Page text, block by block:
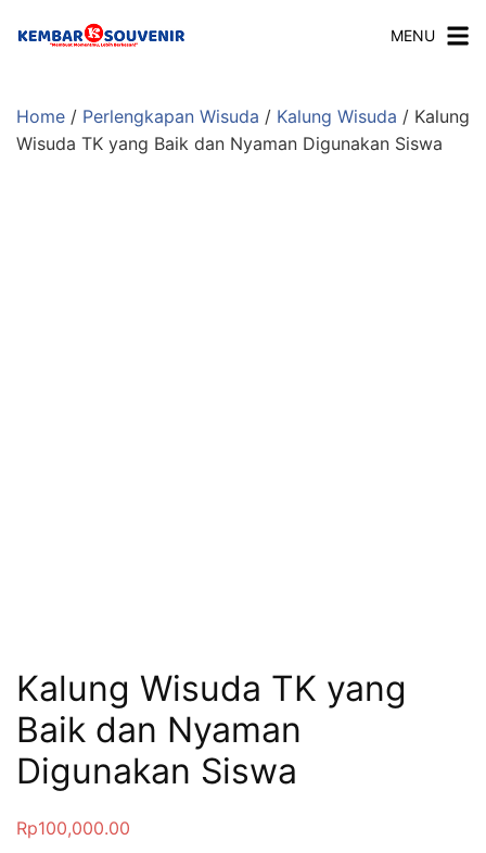
MENU
Home / Perlengkapan Wisuda / Kalung Wisuda / Kalung
Wisuda TK yang Baik dan Nyaman Digunakan Siswa
Kalung Wisuda TK yang
Baik dan Nyaman
Digunakan Siswa
Rp100,000.00